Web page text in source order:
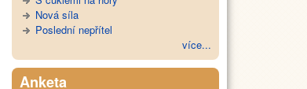
Nová síla
Poslední nepřítel
více...
Anketa